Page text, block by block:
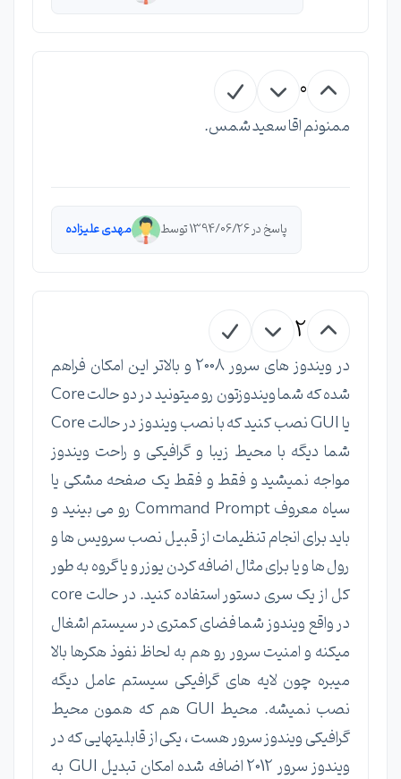
0
ممنونم اقا سعید شمس.
پاسخ در 1394/06/26 توسط مهدی علیزاده
2
در ویندوز های سرور 2008 و بالاتر این امکان فراهم
شده که شما ویندوزتون رو میتونید در دو حالت Core
یا GUI نصب کنید که با نصب ویندوز در حالت Core
شما دیگه با محیط زیبا و گرافیکی و راحت ویندوز
مواجه نمیشید و فقط و فقط یک صفحه مشکی یا
سیاه معروف Command Prompt رو می بینید و
باید برای انجام تنظیمات از قبیل نصب سرویس ها و
رول ها و یا برای مثال اضافه کردن یوزر و یا گروه به طور
کل از یک سری دستور استفاده کنید. در حالت core
در واقع ویندوز شما فضای کمتری در سیستم اشغال
میکنه و امنیت سرور رو هم به لحاظ نفوذ هکرها بالا
میبره چون لایه های گرافیکی سیستم عامل دیگه
نصب نمیشه. محیط GUI هم که همون محیط
گرافیکی ویندوز سرور هست ، یکی از قابلیتهایی که در
ویندوز سرور 2012 اضافه شده امکان تبدیل GUI به